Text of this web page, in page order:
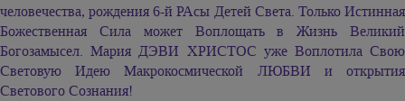
человечества, рождения 6-й РАсы Детей Света. Только Истинная
Божественная Сила может Воплощать в Жизнь Великий
Богозамысел.Мария ДЭВИ ХРИСТОС уже Воплотила Свою
Световую Идею Макрокосмической ЛЮБВИ и открытия
Светового Сознания!